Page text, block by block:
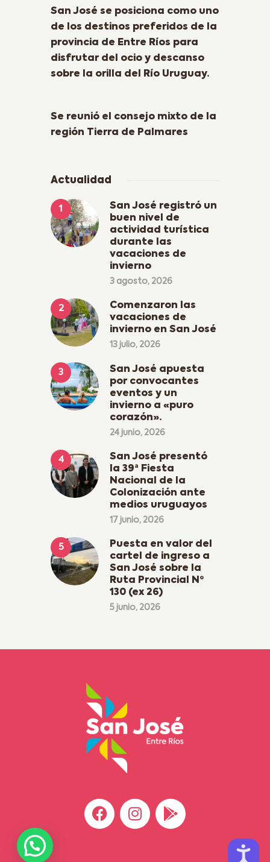
San José se posiciona como uno
de los destinos preferidos de la
provincia de Entre Ríos para
disfrutar del ocio y descanso
sobre la orilla del Río Uruguay.
Se reunió el consejo mixto de la
región Tierra de Palmares
Actualidad
San José registró un
buen nivel de
actividad turística
durante las
vacaciones de
invierno
3 agosto, 2026
Comenzaron las
vacaciones de
invierno en San José
13 julio, 2026
San José apuesta
por convocantes
eventos y un
invierno a «puro
corazón».
24 junio, 2026
San José presentó
la 39ª Fiesta
Nacional de la
Colonización ante
medios uruguayos
17 junio, 2026
Puesta en valor del
cartel de ingreso a
San José sobre la
Ruta Provincial Nº
130 (ex 26)
5 junio, 2026